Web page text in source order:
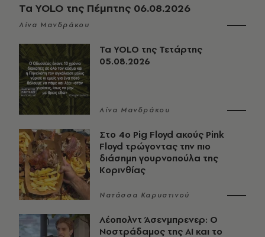
Τα YOLO της Πέμπτης 06.08.2026
Λίνα Μανδράκου
Τα YOLO της Τετάρτης
05.08.2026
Λίνα Μανδράκου
Στο 4ο Pig Floyd ακούς Pink
Floyd τρώγοντας την πιο
διάσημη γουρνοπούλα της
Κορινθίας
Νατάσσα Καρυστινού
Λέοπολντ Άσενμπρενερ: Ο
Νοστράδαμος της AI και το